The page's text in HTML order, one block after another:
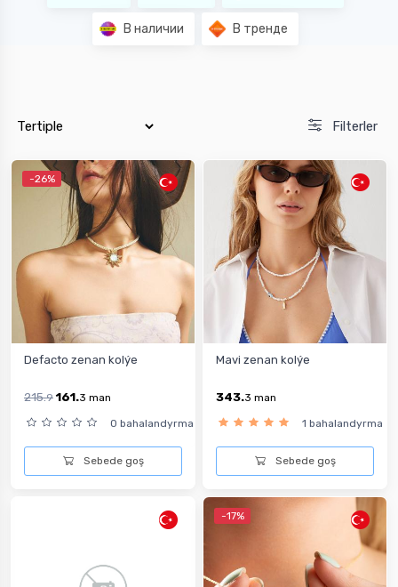
В наличии В тренде
Filterler
-26%
Defacto zenan kolýe
215.9 161.3 man
0 bahalandyrma
Sebede goş
Mavi zenan kolýe
343.3 man
1 bahalandyrma
Sebede goş
-17%